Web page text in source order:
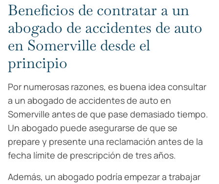
Beneficios de contratar a un
abogado de accidentes de auto
en Somerville desde el
principio
Por numerosas razones, es buena idea consultar
a un abogado de accidentes de auto en
Somerville antes de que pase demasiado tiempo.
Un abogado puede asegurarse de que se
prepare y presente una reclamación antes de la
fecha límite de prescripción de tres años.
Además, un abogado podría empezar a trabajar